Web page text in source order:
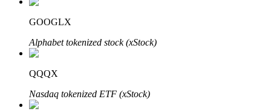
合夥人計劃
GOOGLX
Alphabet tokenized stock (xStock)
QQQX
Nasdaq tokenized ETF (xStock)